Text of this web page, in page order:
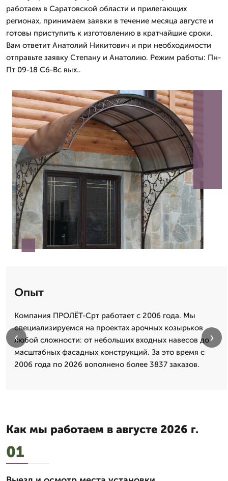
работаем в Саратовской области и прилегающих
регионах, принимаем заявки в течение месяца августе и
готовы приступить к изготовлению в кратчайшие сроки.
Вам ответит Анатолий Никитович и при необходимости
отправьте заявку Степану и Анатолию. Режим работы: Пн-
Пт 09-18 Сб-Вс вых..
Опыт
Компания ПРОЛЁТ-Срт работает с 2006 года. Мы
специализируемся на проектах арочных козырьков
любой сложности: от небольших входных навесов до
масштабных фасадных конструкций. За это время с
2006 года по 2026 вополнено более 3837 заказов.
‹ ›
Как мы работаем в августе 2026 г.
01